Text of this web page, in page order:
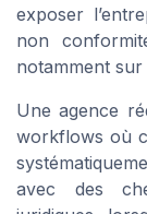
exposer
non
notamment sur
Une agence
workflows où
avec des